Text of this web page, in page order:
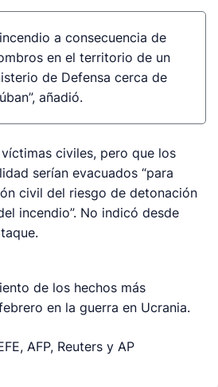
a consecuencia de
en el territorio de un
de Defensa cerca de
añadió.
civiles, pero que los
serían evacuados “para
civil del riesgo de detonación
incendio”. No indicó desde
de los hechos más
en la guerra en Ucrania.
AFP, Reuters y AP